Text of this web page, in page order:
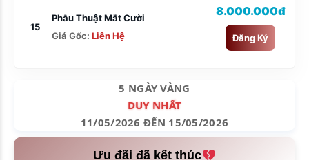
15
Phẫu Thuật Mắt Cười
Giá Gốc: Liên Hệ
8.000.000đ
Đăng Ký
5 NGÀY VÀNG
DUY NHẤT
11/05/2026 ĐẾN 15/05/2026
Ưu đãi đã kết thúc